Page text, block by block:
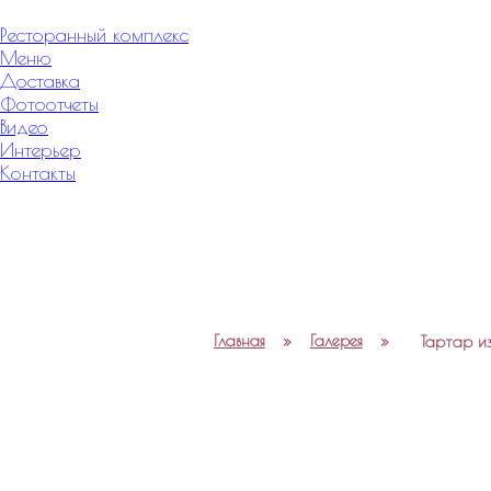
Ресторанный комплекс
Меню
Доставка
Фотоотчеты
Видео
Интерьер
Контакты
Главная » Галерея » Тартар